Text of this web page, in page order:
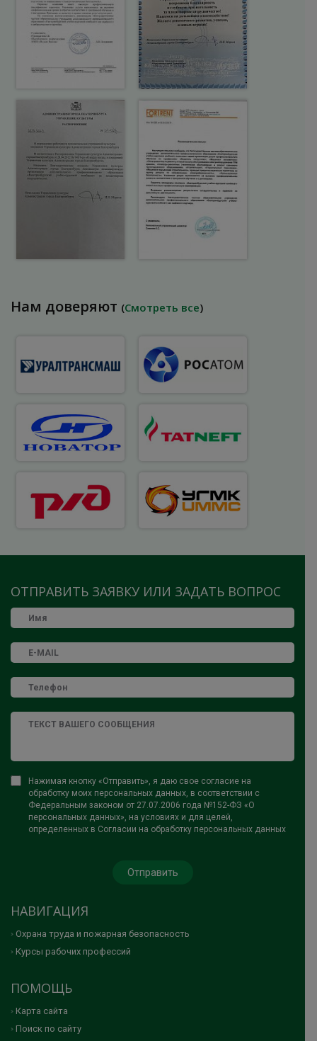
Нам доверяют (Смотреть все)
ОТПРАВИТЬ ЗАЯВКУ ИЛИ ЗАДАТЬ ВОПРОС
Нажимая кнопку «Отправить», я даю свое согласие на
обработку моих персональных данных, в соответствии с
Федеральным законом от 27.07.2006 года №152-ФЗ «О
персональных данных», на условиях и для целей,
определенных в Согласии на обработку персональных данных
НАВИГАЦИЯ
Охрана труда и пожарная безопасность
Курсы рабочих профессий
ПОМОЩЬ
Карта сайта
Поиск по сайту